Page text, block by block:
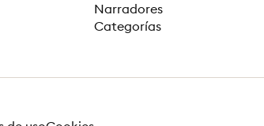
Narradores
Categorías